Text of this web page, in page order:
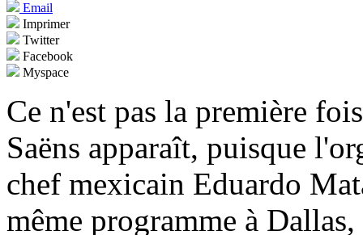
Email
Imprimer
Twitter
Facebook
Myspace
Ce n'est pas la première
Saëns apparaît, puisque
chef mexicain Eduardo
même programme à